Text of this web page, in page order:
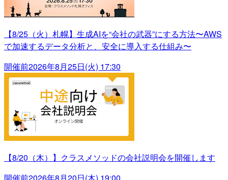
【8/25（火）札幌】生成AIを“会社の武器”にする方法〜AWS
で加速するデータ分析と、安全に導入する仕組み〜
開催前2026年8月25日(火) 17:30
【8/20（木）】クラスメソッドの会社説明会を開催します
開催前2026年8月20日(木) 19:00